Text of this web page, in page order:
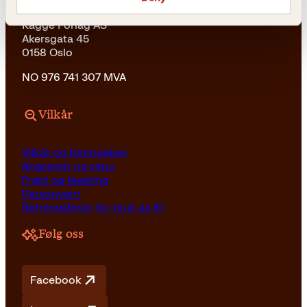
Kagge Forlag AS
Akersgata 45
0158 Oslo
NO 976 741 307 MVA
Vilkår
Vilkår og betingelser
Angrerett og retur
Frakt og levering
Personvern
Retningslinjer for bruk av KI
Følg oss
Facebook